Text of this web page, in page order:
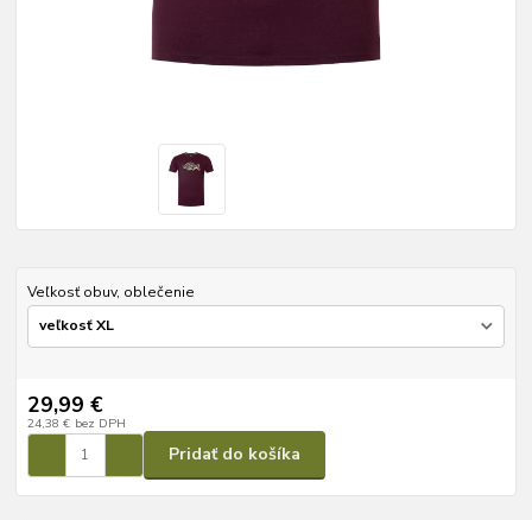
Veľkosť obuv, oblečenie
29,99 €
24,38 € bez DPH
Pridať do košíka